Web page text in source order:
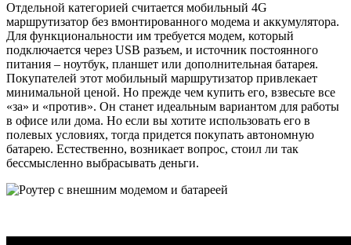
Отдельной категорией считается мобильный 4G
маршрутизатор без вмонтированного модема и аккумулятора.
Для функциональности им требуется модем, который
подключается через USB разъем, и источник постоянного
питания – ноутбук, планшет или дополнительная батарея.
Покупателей этот мобильный маршрутизатор привлекает
минимальной ценой. Но прежде чем купить его, взвесьте все
«за» и «против». Он станет идеальным вариантом для работы
в офисе или дома. Но если вы хотите использовать его в
полевых условиях, тогда придется покупать автономную
батарею. Естественно, возникает вопрос, стоил ли так
бессмысленно выбрасывать деньги.